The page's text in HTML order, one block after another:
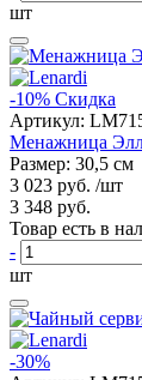
шт
-10% Скидка
Артикул:
Менажница
Размер: 30,5 см
3 023 руб. /шт
3 348 руб.
Товар есть в
-
шт
-30%